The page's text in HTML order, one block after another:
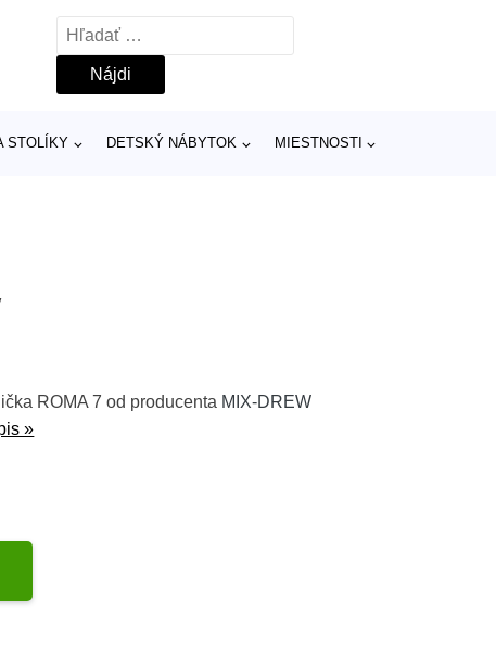
Hľadať:
STOLÍKY DETSKÝ NÁBYTOK MIESTNOSTI
ROMA 7 od producenta MIX-DREW
»